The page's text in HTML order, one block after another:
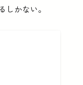
かない。